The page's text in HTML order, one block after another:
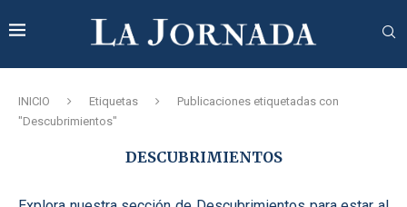
INICIO Etiquetas
Publicaciones etiquetadas con
"Descubrimientos"
DESCUBRIMIENTOS